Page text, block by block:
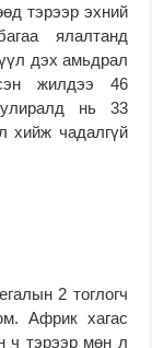
тэрээр эхний
ялалтанд
дэх амьдрал
жилдээ 46
нь 33
хийж чадалгүй
2 тоглогч
Африк хагас
ч тэрээр мөн л